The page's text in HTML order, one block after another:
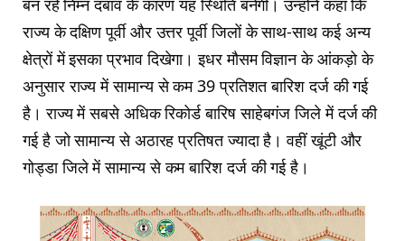
बन रहे निम्न दबाव के कारण यह स्थिति बनेगी। उन्होंने कहा कि
राज्य के दक्षिण पूर्वी और उत्तर पूर्वी जिलों के साथ-साथ कई अन्य
क्षेत्रों में इसका प्रभाव दिखेगा। इधर मौसम विज्ञान के आंकड़ो के
अनुसार राज्य में सामान्य से कम 39 प्रतिशत बारिश दर्ज की गई
है। राज्य में सबसे अधिक रिकोर्ड बारिष साहेबगंज जिले में दर्ज की
गई है जो सामान्य से अठारह प्रतिषत ज्यादा है। वहीं खूंटी और
गोड्डा जिले में सामान्य से कम बारिश दर्ज की गई है।